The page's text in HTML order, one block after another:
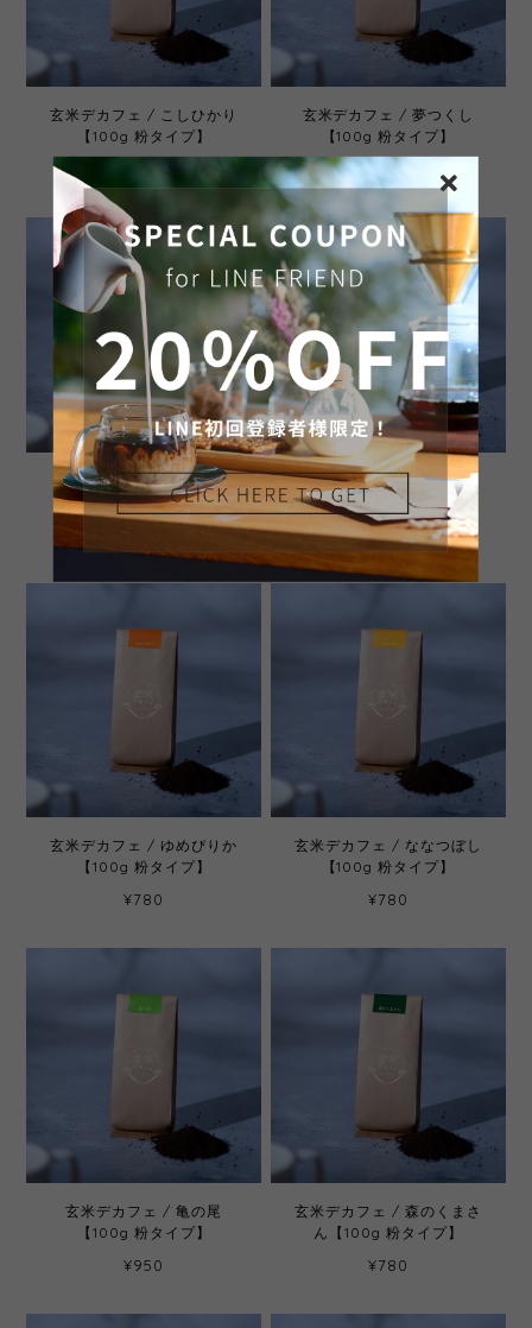
玄米デカフェ / こしひかり
【100g 粉タイプ】
¥780
玄米デカフェ / 夢つくし
【100g 粉タイプ】
¥780
玄米デカフェ / にこまる
【100g 粉タイプ】
玄米デカフェ / 恋の予感
【100g 粉タイプ】
¥780
玄米デカフェ / ゆめぴりか
【100g 粉タイプ】
¥780
玄米デカフェ / ななつぼし
【100g 粉タイプ】
¥780
玄米デカフェ / 亀の尾
【100g 粉タイプ】
¥950
玄米デカフェ / 森のくまさ
ん【100g 粉タイプ】
¥780